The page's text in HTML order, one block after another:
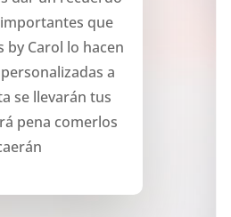
que
by Carol lo hacen
a
se llevarán tus
pena comerlos